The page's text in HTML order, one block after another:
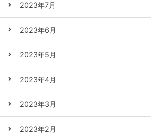
2023年7月
2023年6月
2023年5月
2023年4月
2023年3月
2023年2月